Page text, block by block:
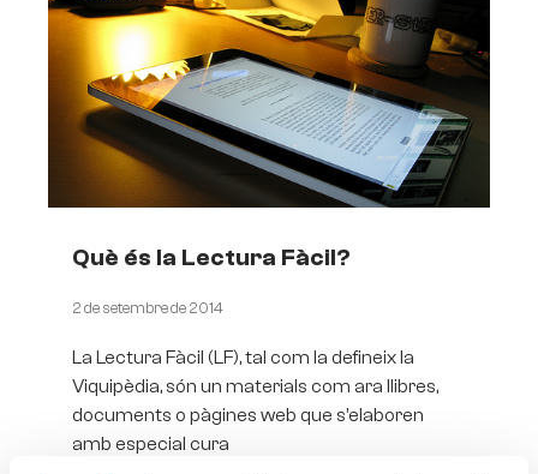
Què és la Lectura Fàcil?
2 de setembre de 2014
La Lectura Fàcil (LF), tal com la defineix la
Viquipèdia, són un materials com ara llibres,
documents o pàgines web que s’elaboren
amb especial cura